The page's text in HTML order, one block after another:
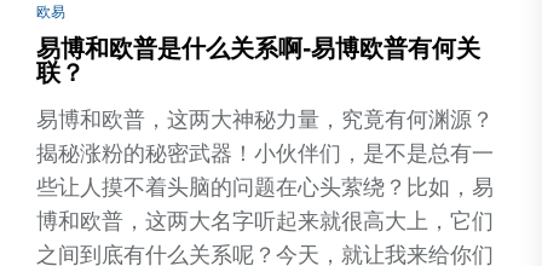
欧易
易博和欧普是什么关系啊-易博欧普有何关
联？
易博和欧普，这两大神秘力量，究竟有何渊源？
揭秘涨粉的秘密武器！小伙伴们，是不是总有一
些让人摸不着头脑的问题在心头萦绕？比如，易
博和欧普，这两大名字听起来就很高大上，它们
之间到底有什么关系呢？今天，就让我来给你们